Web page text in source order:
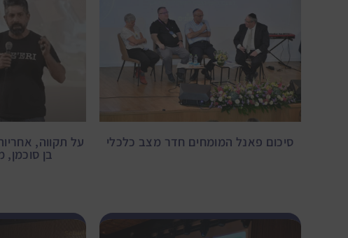
סיכום פאנל המומחים חדר מצב כלכלי על תקווה,
בן